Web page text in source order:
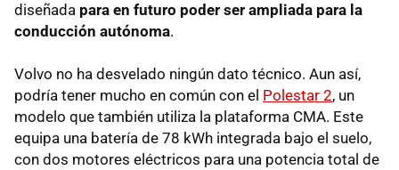
diseñada para en futuro poder ser ampliada para la
conducción autónoma.
Volvo no ha desvelado ningún dato técnico. Aun así,
podría tener mucho en común con el Polestar 2, un
modelo que también utiliza la plataforma CMA. Este
equipa una batería de 78 kWh integrada bajo el suelo,
con dos motores eléctricos para una potencia total de